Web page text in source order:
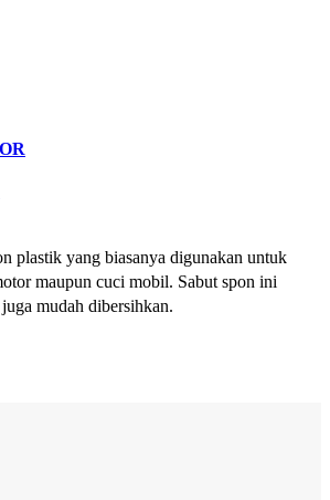
plastik yang biasanya digunakan untuk
maupun cuci mobil. Sabut spon ini
mudah dibersihkan.